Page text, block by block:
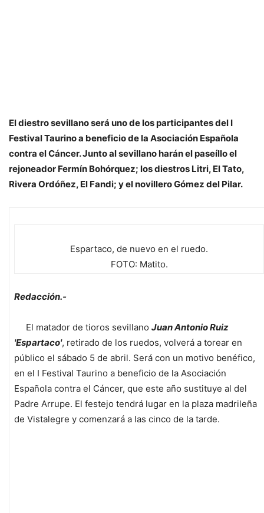
El diestro sevillano será uno de los participantes del I
Festival Taurino a beneficio de la Asociación Española
contra el Cáncer. Junto al sevillano harán el paseíllo el
rejoneador Fermín Bohórquez; los diestros Litri, El Tato,
Rivera Ordóñez, El Fandi; y el novillero Gómez del Pilar.
Espartaco, de nuevo en el ruedo.
FOTO: Matito.
Redacción.-
El matador de tioros sevillano Juan Antonio Ruiz
'Espartaco', retirado de los ruedos, volverá a torear en
público el sábado 5 de abril. Será con un motivo benéfico,
en el I Festival Taurino a beneficio de la Asociación
Española contra el Cáncer, que este año sustituye al del
Padre Arrupe. El festejo tendrá lugar en la plaza madrileña
de Vistalegre y comenzará a las cinco de la tarde.